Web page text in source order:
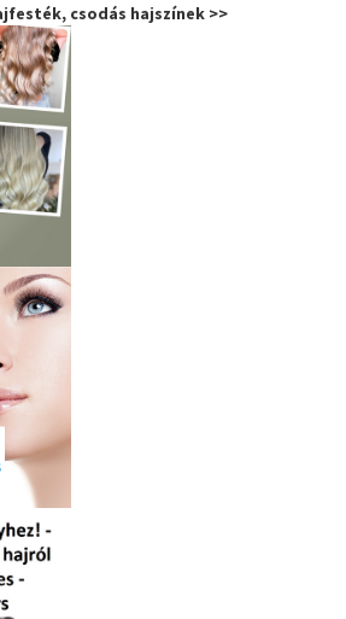
csodás hajszínek >>